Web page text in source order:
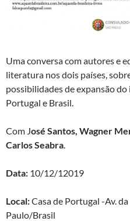
Uma conversa com autores e
literatura nos dois países,
possibilidades de expansão
Portugal e Brasil.
Com José Santos, Wagner
Carlos Seabra
Data: 10/12/12019
Local:Casa de Portugal -Av.
Paulo/Brasil